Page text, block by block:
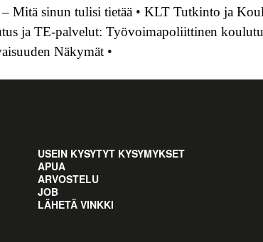
Mitä sinun tulisi tietää • KLT Tutkinto ja
ja TE-palvelut: Työvoimapoliittinen
Näkymät •
USEIN KYSYTYT KYSYMYKSET
APUA
ARVOSTELU
JOB
LÄHETÄ VINKKI